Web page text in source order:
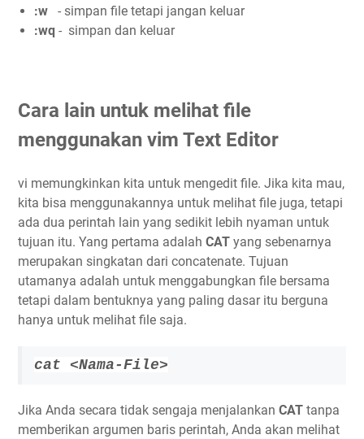
:w - simpan file tetapi jangan keluar
:wq - simpan dan keluar
Cara lain untuk melihat file
menggunakan vim Text Editor
vi memungkinkan kita untuk mengedit file. Jika kita mau,
kita bisa menggunakannya untuk melihat file juga, tetapi
ada dua perintah lain yang sedikit lebih nyaman untuk
tujuan itu. Yang pertama adalah CAT yang sebenarnya
merupakan singkatan dari concatenate. Tujuan
utamanya adalah untuk menggabungkan file bersama
tetapi dalam bentuknya yang paling dasar itu berguna
hanya untuk melihat file saja.
cat <Nama-File>
Jika Anda secara tidak sengaja menjalankan CAT tanpa
memberikan argumen baris perintah, Anda akan melihat